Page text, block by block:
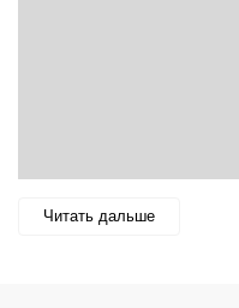
Читать дальше